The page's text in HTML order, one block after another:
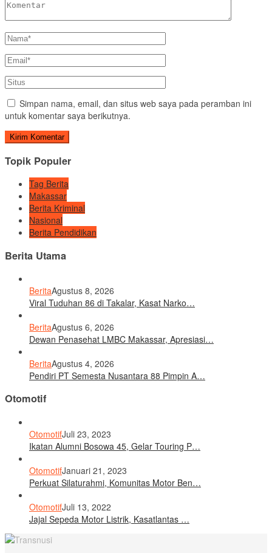
Simpan nama, email, dan situs web saya pada peramban ini
untuk komentar saya berikutnya.
Topik Populer
Tag Berita
Makassar
Berita Kriminal
Nasional
Berita Pendidikan
Berita Utama
BeritaAgustus 8, 2026
Viral Tuduhan 86 di Takalar, Kasat Narko…
BeritaAgustus 6, 2026
Dewan Penasehat LMBC Makassar, Apresiasi…
BeritaAgustus 4, 2026
Pendiri PT Semesta Nusantara 88 Pimpin A…
Otomotif
OtomotifJuli 23, 2023
Ikatan Alumni Bosowa 45, Gelar Touring P…
OtomotifJanuari 21, 2023
Perkuat Silaturahmi, Komunitas Motor Ben…
OtomotifJuli 13, 2022
Jajal Sepeda Motor Listrik, Kasatlantas …